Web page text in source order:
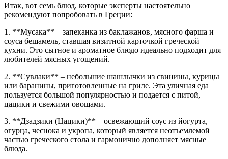
Итак, вот семь блюд, которые эксперты настоятельно
рекомендуют попробовать в Греции:
1. **Мусака** – запеканка из баклажанов, мясного фарша и
соуса бешамель, ставшая визитной карточкой греческой
кухни. Это сытное и ароматное блюдо идеально подходит для
любителей мясных угощений.
2. **Сувлаки** – небольшие шашлычки из свинины, курицы
или баранины, приготовленные на гриле. Эта уличная еда
пользуется большой популярностью и подается с питой,
цацики и свежими овощами.
3. **Дзадзики (Цацики)** – освежающий соус из йогурта,
огурца, чеснока и укропа, который является неотъемлемой
частью греческого стола и гармонично дополняет мясные
блюда.